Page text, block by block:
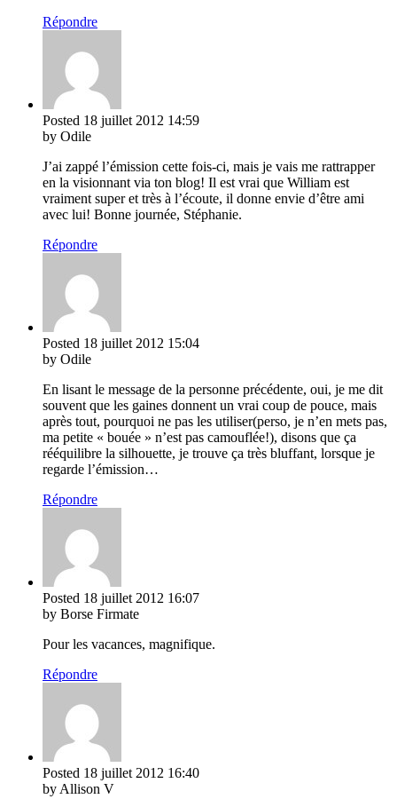
Répondre
Posted 18 juillet 2012 14:59
by Odile
J’ai zappé l’émission cette fois-ci, mais je vais me rattrapper
en la visionnant via ton blog! Il est vrai que William est
vraiment super et très à l’écoute, il donne envie d’être ami
avec lui! Bonne journée, Stéphanie.
Répondre
Posted 18 juillet 2012 15:04
by Odile
En lisant le message de la personne précédente, oui, je me dit
souvent que les gaines donnent un vrai coup de pouce, mais
après tout, pourquoi ne pas les utiliser(perso, je n’en mets pas,
ma petite « bouée » n’est pas camouflée!), disons que ça
rééquilibre la silhouette, je trouve ça très bluffant, lorsque je
regarde l’émission…
Répondre
Posted 18 juillet 2012 16:07
by Borse Firmate
Pour les vacances, magnifique.
Répondre
Posted 18 juillet 2012 16:40
by Allison V